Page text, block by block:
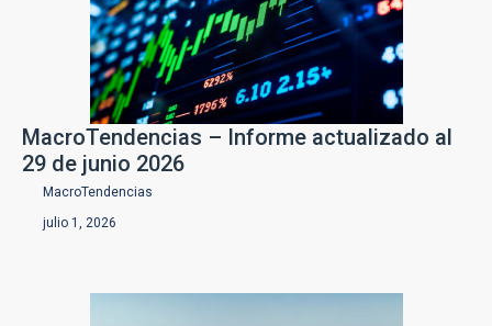
MacroTendencias – Informe actualizado al
29 de junio 2026
MacroTendencias
julio 1, 2026